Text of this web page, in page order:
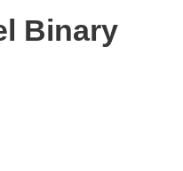
Binary